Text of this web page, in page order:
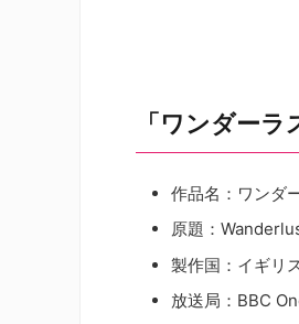
「ワンダー
作品名：ワンダ
原題：
製作国：イギリ
放送局：BBC